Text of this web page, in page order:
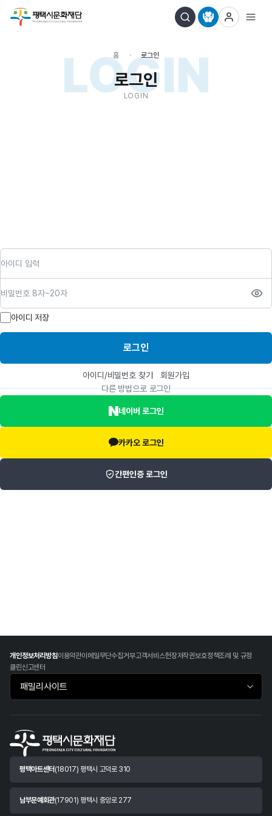
LOGIN
홈 로그인
로그인
LOGIN
아이디 저장
로그인
아이디/비밀번호 찾기
회원가입
다른 방법으로 로그인
네이버 로그인
카카오 로그인
간편인증 로그인
개인정보처리방침이용약관이메일무단수집거부고객서비스헌장저작권보호정책조례 및 규정
클린신고센터
패밀리사이트 바로가기
평택아트센터 (18017) 평택시 고덕로 310
남부문예회관(17901) 평택시 중앙로 277